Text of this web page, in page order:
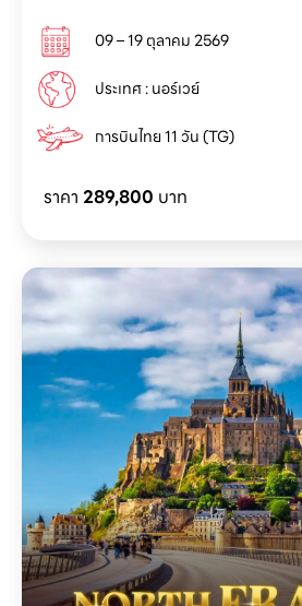
09 – 19 ตุลาคม 2569
ประเทศ : นอร์เวย์
การบินไทย 11 วัน (TG)
ราคา 289,800 บาท